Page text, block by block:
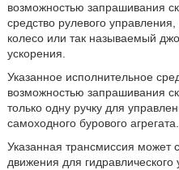
возможностью запрашивания
средство рулевого
колесо или так называемый
ускорения.
Указанное исполнительное
возможностью запрашивания
только одну ручку для
самоходного бурового агрегата.
Указанная трансмиссия может
движения для